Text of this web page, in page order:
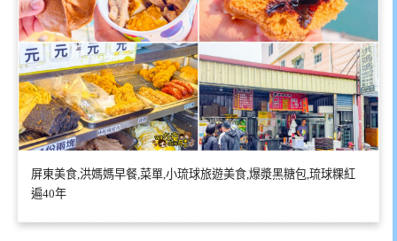
屏東美食,洪媽媽早餐,菜單,小琉球旅遊美食,爆漿黑糖包,琉球粿紅
遍40年